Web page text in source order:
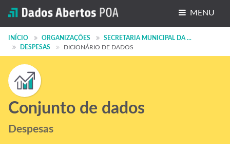
MENU
Conjuntos de dados
Organizações
Grupos
Sobre
INÍCIO ORGANIZAÇÕES
SECRETARIA MUNICIPAL DA ...
DESPESAS
DICIONÁRIO DE DADOS
Conjunto de dados
Despesas